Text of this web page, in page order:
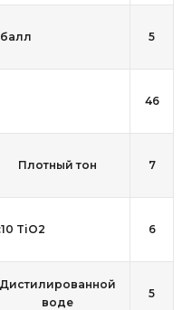
5
46
Плотный тон 7
TiO2 6
Дистилированной
воде
5